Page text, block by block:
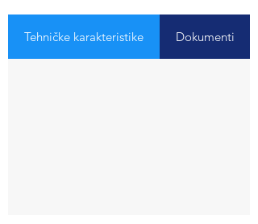
Tehničke karakteristike Dokumenti